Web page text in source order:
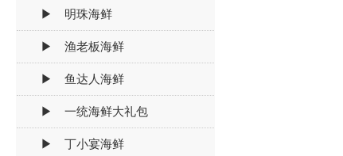
▶ 明珠海鲜
▶ 渔老板海鲜
▶ 鱼达人海鲜
▶ 一统海鲜大礼包
▶ 丁小宴海鲜